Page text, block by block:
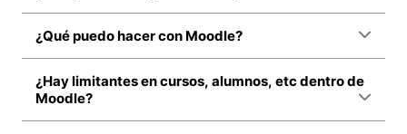
¿Qué puedo hacer con Moodle?
¿Hay limitantes en cursos, alumnos, etc dentro de
Moodle?